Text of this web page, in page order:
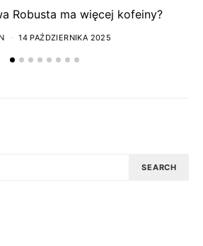
Robusta ma więcej kofeiny?
14 PAŹDZIERNIKA 2025
SEARCH